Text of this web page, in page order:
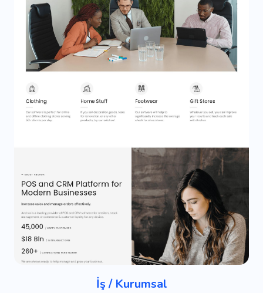
İş / Kurumsal